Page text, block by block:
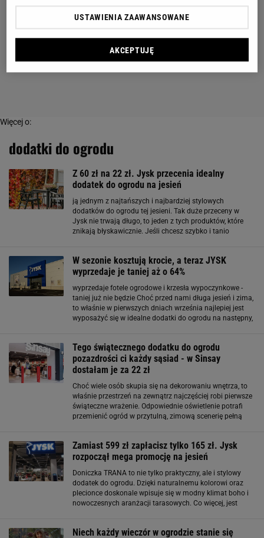
Więcej o:
dodatki do ogrodu
Z 60 zł na 22 zł. Jysk przecenia idealny
dodatek do ogrodu na jesień
ją jednym z najtańszych i najbardziej stylowych
dodatków do ogrodu tej jesieni. Tak duże przeceny w
Jysk nie trwają długo, to jeden z tych produktów, które
znikają błyskawicznie. Jeśli chcesz szybko i tanio
W sezonie kosztują krocie, a teraz JYSK
wyprzedaje je taniej aż o 64%
wyprzedaje fotele ogrodowe i krzesła wypoczynkowe -
taniej już nie będzie Choć przed nami długa jesień i zima,
to właśnie w pierwszych dniach września najlepiej jest
wyposażyć się w idealne dodatki do ogrodu na następny,
Tego świątecznego dodatku do ogrodu
pozazdrości ci każdy sąsiad - w Sinsay
dostałam je za 22 zł
Choć wiele osób skupia się na dekorowaniu wnętrza, to
właśnie przestrzeń na zewnątrz najczęściej robi pierwsze
świąteczne wrażenie. Odpowiednie oświetlenie potrafi
przemienić ogród w przytulną, zimową scenerię pełną
Zamiast 599 zł zapłacisz tylko 165 zł. Jysk
rozpoczął mega promocję na jesień
Doniczka TRANA to nie tylko praktyczny, ale i stylowy
dodatek do ogrodu. Dzięki naturalnemu kolorowi oraz
plecionce doskonale wpisuje się w modny klimat boho i
nowoczesnych aranżacji tarasowych. Co więcej, jest
Niech każdy wieczór w ogrodzie stanie się
USTAWIENIA ZAAWANSOWANE
AKCEPTUJĘ